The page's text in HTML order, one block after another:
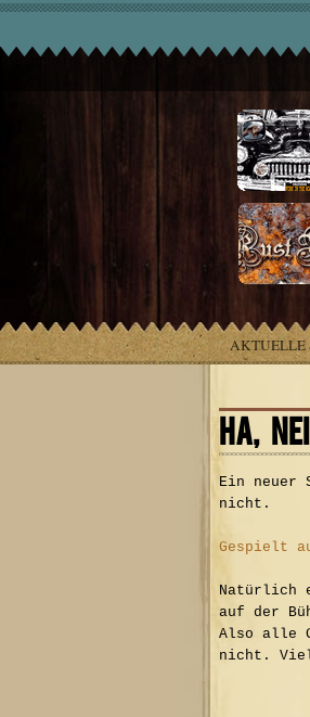
AKTUELLE
HA,
Ein neuer
nicht.
Gespielt
Natürlich
auf der
Also alle
nicht.